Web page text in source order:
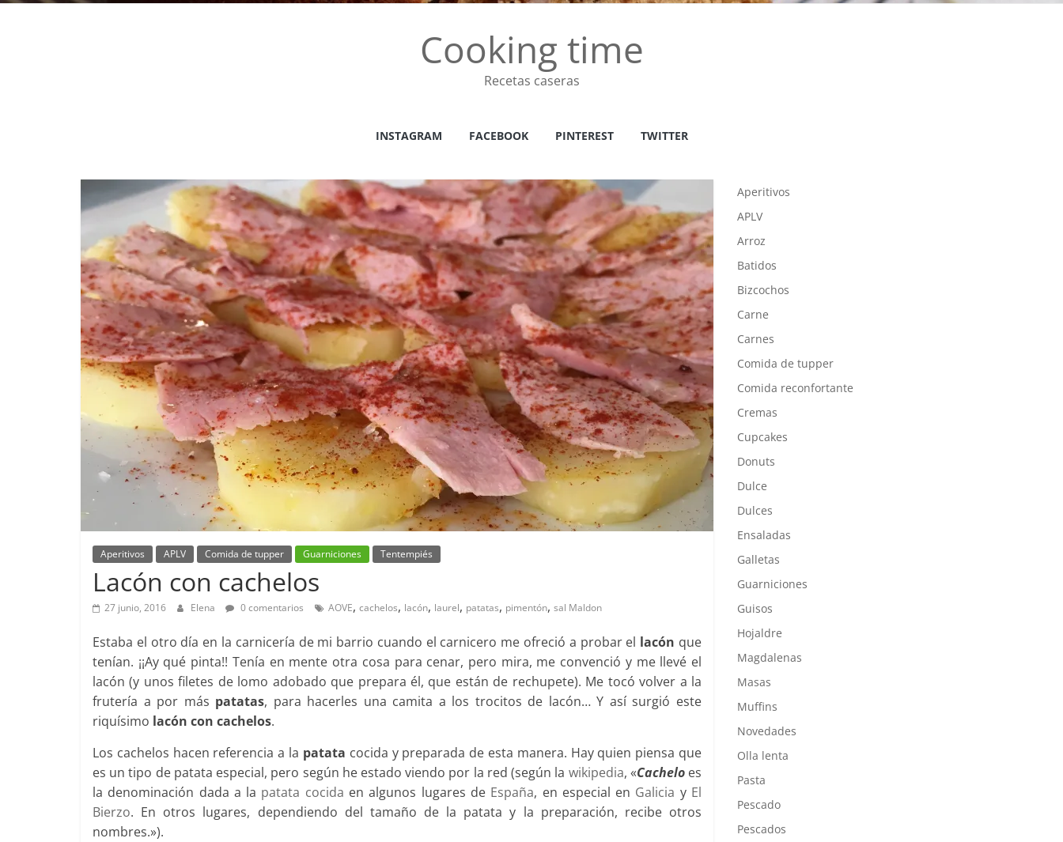
Cooking time
Recetas caseras
INSTAGRAM FACEBOOK PINTEREST TWITTER
Aperitivos APLV Comida de tupper Guarniciones Tentempiés
Lacón con cachelos
27 junio, 2016 Elena 0 comentarios AOVE, cachelos, lacón, laurel, patatas, pimentón, sal Maldon
Estaba el otro día en la carnicería de mi barrio cuando el carnicero me ofreció a probar el lacón que
tenían. ¡¡Ay qué pinta!! Tenía en mente otra cosa para cenar, pero mira, me convenció y me llevé el
lacón (y unos filetes de lomo adobado que prepara él, que están de rechupete). Me tocó volver a la
frutería a por más patatas, para hacerles una camita a los trocitos de lacón… Y así surgió este
riquísimo lacón con cachelos.
Los cachelos hacen referencia a la patata cocida y preparada de esta manera. Hay quien piensa que
es un tipo de patata especial, pero según he estado viendo por la red (según la wikipedia, «Cacheloes
la denominación dada a la patata cocida en algunos lugares de España, en especial en Galicia y El
Bierzo. En otros lugares, dependiendo del tamaño de la patata y la preparación, recibe otros
nombres.»).
Aperitivos
APLV
Arroz
Batidos
Bizcochos
Carne
Carnes
Comida de tupper
Comida reconfortante
Cremas
Cupcakes
Donuts
Dulce
Dulces
Ensaladas
Galletas
Guarniciones
Guisos
Hojaldre
Magdalenas
Masas
Muffins
Novedades
Olla lenta
Pasta
Pescado
Pescados